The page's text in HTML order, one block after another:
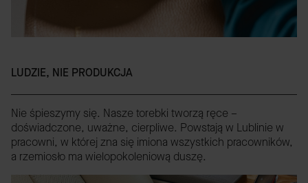
LUDZIE, NIE PRODUKCJA
Nie śpieszymy się. Nasze torebki tworzą ręce –
doświadczone, uważne, cierpliwe. Powstają w Lublinie w
pracowni, w której zna się imiona wszystkich pracowników,
a rzemiosło ma wielopokoleniową duszę.